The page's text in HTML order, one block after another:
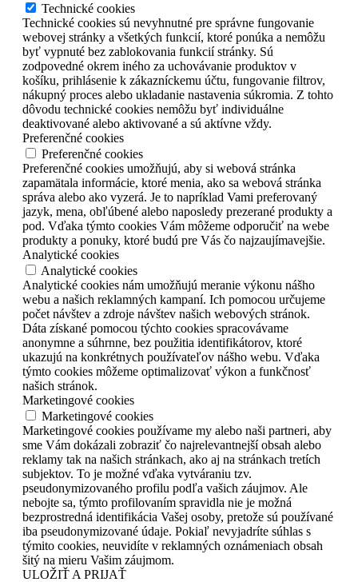
Technické cookies
Technické cookies sú nevyhnutné pre správne fungovanie
webovej stránky a všetkých funkcií, ktoré ponúka a nemôžu
byť vypnuté bez zablokovania funkcií stránky. Sú
zodpovedné okrem iného za uchovávanie produktov v
košíku, prihlásenie k zákazníckemu účtu, fungovanie filtrov,
nákupný proces alebo ukladanie nastavenia súkromia. Z tohto
dôvodu technické cookies nemôžu byť individuálne
deaktivované alebo aktivované a sú aktívne vždy.
Preferenčné cookies
Preferenčné cookies
Preferenčné cookies umožňujú, aby si webová stránka
zapamätala informácie, ktoré menia, ako sa webová stránka
správa alebo ako vyzerá. Je to napríklad Vami preferovaný
jazyk, mena, obľúbené alebo naposledy prezerané produkty a
pod. Vďaka týmto cookies Vám môžeme odporučiť na webe
produkty a ponuky, ktoré budú pre Vás čo najzaujímavejšie.
Analytické cookies
Analytické cookies
Analytické cookies nám umožňujú meranie výkonu nášho
webu a našich reklamných kampaní. Ich pomocou určujeme
počet návštev a zdroje návštev našich webových stránok.
Dáta získané pomocou týchto cookies spracovávame
anonymne a súhrnne, bez použitia identifikátorov, ktoré
ukazujú na konkrétnych používateľov nášho webu. Vďaka
týmto cookies môžeme optimalizovať výkon a funkčnosť
našich stránok.
Marketingové cookies
Marketingové cookies
Marketingové cookies používame my alebo naši partneri, aby
sme Vám dokázali zobraziť čo najrelevantnejší obsah alebo
reklamy tak na našich stránkach, ako aj na stránkach tretích
subjektov. To je možné vďaka vytváraniu tzv.
pseudonymizovaného profilu podľa vašich záujmov. Ale
nebojte sa, týmto profilovaním spravidla nie je možná
bezprostredná identifikácia Vašej osoby, pretože sú používané
iba pseudonymizované údaje. Pokiaľ nevyjadríte súhlas s
týmito cookies, neuvidíte v reklamných oznámeniach obsah
šitý na mieru Vašim záujmom.
ULOŽIŤ A PRIJAŤ